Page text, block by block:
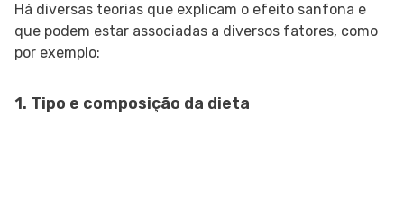
Há diversas teorias que explicam o efeito sanfona e
que podem estar associadas a diversos fatores, como
por exemplo:
1. Tipo e composição da dieta